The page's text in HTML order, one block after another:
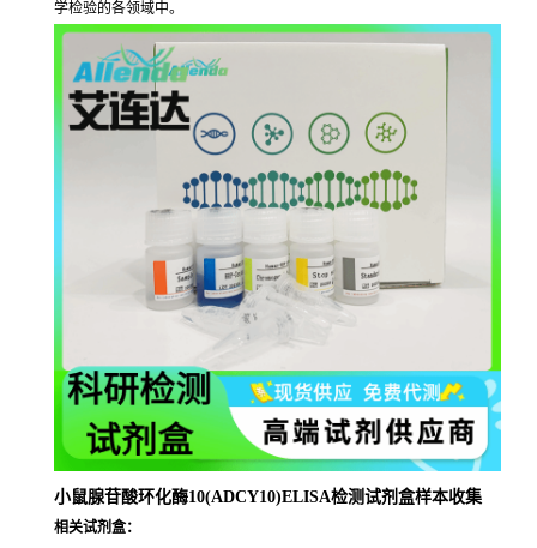
学检验的各领域中。
小鼠腺苷酸环化酶10(ADCY10)ELISA检测试剂盒样本收集
相关试剂盒：